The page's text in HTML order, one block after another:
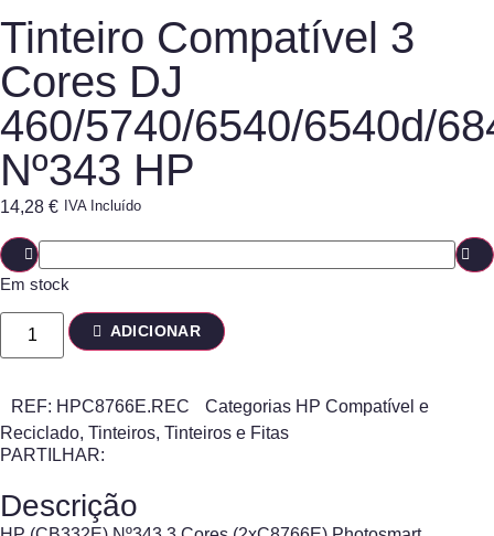
Tinteiro Compatível 3
Cores DJ
460/5740/6540/6540d/
Nº343 HP
14,28 € IVA Incluído
Em stock
ADICIONAR
REF: HPC8766E.REC Categorias HP Compatível e
Reciclado, Tinteiros, Tinteiros e Fitas
PARTILHAR:
Descrição